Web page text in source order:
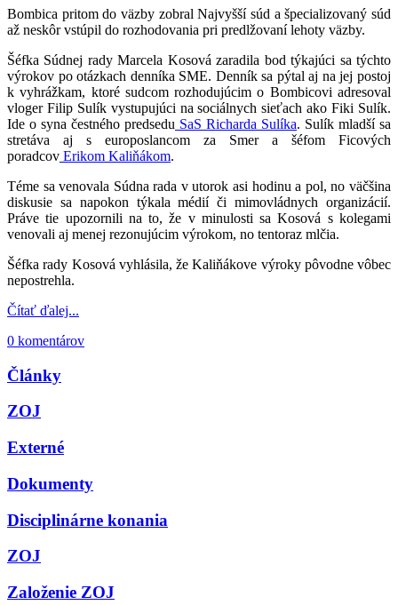
Bombica pritom do väzby zobral Najvyšší súd a špecializovaný súd
až neskôr vstúpil do rozhodovania pri predlžovaní lehoty väzby.
Šéfka Súdnej rady Marcela Kosová zaradila bod týkajúci sa týchto
výrokov po otázkach denníka SME. Denník sa pýtal aj na jej postoj
k vyhrážkam, ktoré sudcom rozhodujúcim o Bombicovi adresoval
vloger Filip Sulík vystupujúci na sociálnych sieťach ako Fiki Sulík.
Ide o syna čestného predsedu SaS Richarda Sulíka. Sulík mladší sa
stretáva aj s europoslancom za Smer a šéfom Ficových
poradcov Erikom Kaliňákom.
Téme sa venovala Súdna rada v utorok asi hodinu a pol, no väčšina
diskusie sa napokon týkala médií či mimovládnych organizácií.
Práve tie upozornili na to, že v minulosti sa Kosová s kolegami
venovali aj menej rezonujúcim výrokom, no tentoraz mlčia.
Šéfka rady Kosová vyhlásila, že Kaliňákove výroky pôvodne vôbec
nepostrehla.
Čítať ďalej...
0 komentárov
Články
ZOJ
Externé
Dokumenty
Disciplinárne konania
ZOJ
Založenie ZOJ